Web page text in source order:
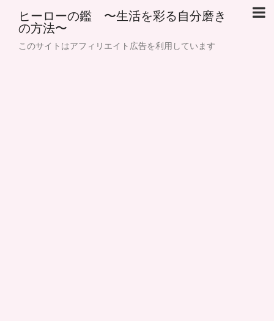
ヒーローの鑑 〜生活を彩る自分磨き
の方法〜
このサイトはアフィリエイト広告を利用しています